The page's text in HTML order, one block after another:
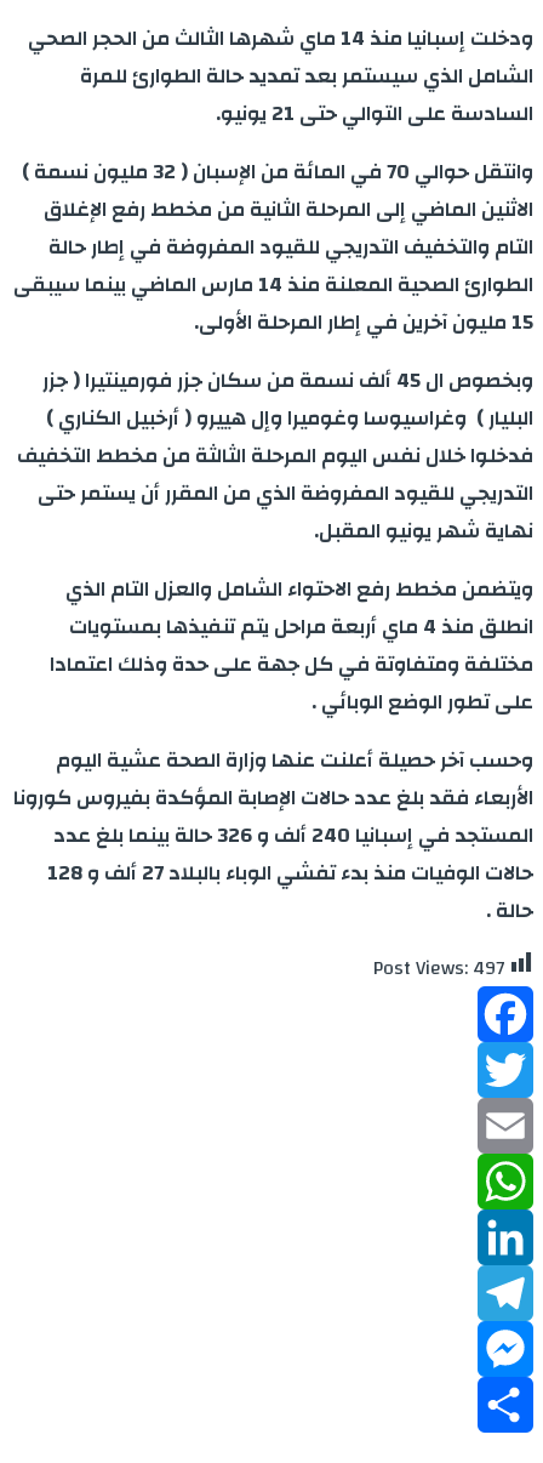
ودخلت إسبانيا منذ 14 ماي شهرها الثالث من الحجر الصحي
الشامل الذي سيستمر بعد تمديد حالة الطوارئ للمرة
السادسة على التوالي حتى 21 يونيو.
وانتقل حوالي 70 في المائة من الإسبان ( 32 مليون نسمة )
الاثنين الماضي إلى المرحلة الثانية من مخطط رفع الإغلاق
التام والتخفيف التدريجي للقيود المفروضة في إطار حالة
الطوارئ الصحية المعلنة منذ 14 مارس الماضي بينما سيبقى
15 مليون آخرين في إطار المرحلة الأولى.
وبخصوص ال 45 ألف نسمة من سكان جزر فورمينتيرا ( جزر
البليار ) وغراسيوسا وغوميرا وإل هييرو ( أرخبيل الكناري )
فدخلوا خلال نفس اليوم المرحلة الثالثة من مخطط التخفيف
التدريجي للقيود المفروضة الذي من المقرر أن يستمر حتى
نهاية شهر يونيو المقبل.
ويتضمن مخطط رفع الاحتواء الشامل والعزل التام الذي
انطلق منذ 4 ماي أربعة مراحل يتم تنفيذها بمستويات
مختلفة ومتفاوتة في كل جهة على حدة وذلك اعتمادا
على تطور الوضع الوبائي .
وحسب آخر حصيلة أعلنت عنها وزارة الصحة عشية اليوم
الأربعاء فقد بلغ عدد حالات الإصابة المؤكدة بفيروس كورونا
المستجد في إسبانيا 240 ألف و 326 حالة بينما بلغ عدد
حالات الوفيات منذ بدء تفشي الوباء بالبلاد 27 ألف و 128
حالة .
Post Views:497
Facebook
Twitter
Email
WhatsApp
LinkedIn
Telegram
Messenger